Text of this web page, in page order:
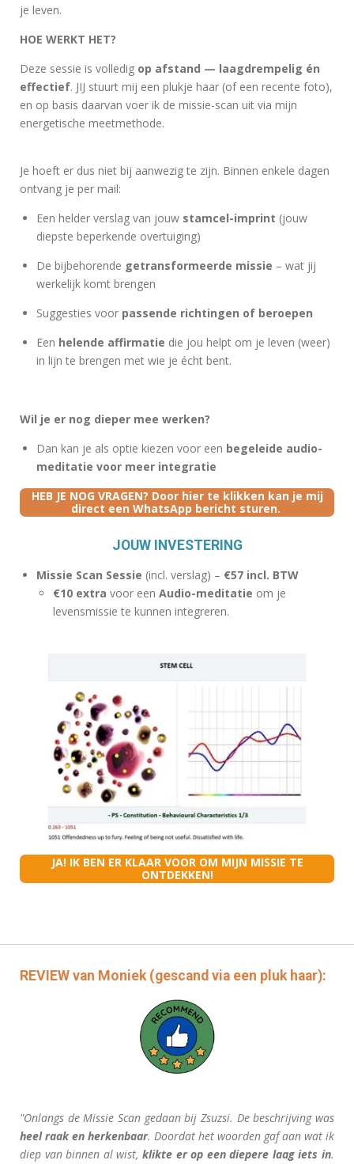
je leven.
HOE WERKT HET?
Deze sessie is volledig op afstand — laagdrempelig én
effectief. JIJ stuurt mij een plukje haar (of een recente foto),
en op basis daarvan voer ik de missie-scan uit via mijn
energetische meetmethode.
Je hoeft er dus niet bij aanwezig te zijn. Binnen enkele dagen
ontvang je per mail:
Een helder verslag van jouw stamcel-imprint (jouw
diepste beperkende overtuiging)
De bijbehorende getransformeerde missie – wat jij
werkelijk komt brengen
Suggesties voor passende richtingen of beroepen
Een helende affirmatie die jou helpt om je leven (weer)
in lijn te brengen met wie je écht bent.
Wil je er nog dieper mee werken?
Dan kan je als optie kiezen voor een begeleide audio-
meditatie voor meer integratie
HEB JE NOG VRAGEN? Door hier te klikken kan je mij
direct een WhatsApp bericht sturen.
JOUW INVESTERING
Missie Scan Sessie (incl. verslag) – €57 incl. BTW
€10 extra voor een Audio-meditatie om je
levensmissie te kunnen integreren.
JA! IK BEN ER KLAAR VOOR OM MIJN MISSIE TE
ONTDEKKEN!
REVIEW van Moniek (gescand via een pluk haar):
"Onlangs de Missie Scan gedaan bij Zsuzsi. De beschrijving was
heel raak en herkenbaar. Doordat het woorden gaf aan wat ik
diep van binnen al wist, klikte er op een diepere laag iets in.